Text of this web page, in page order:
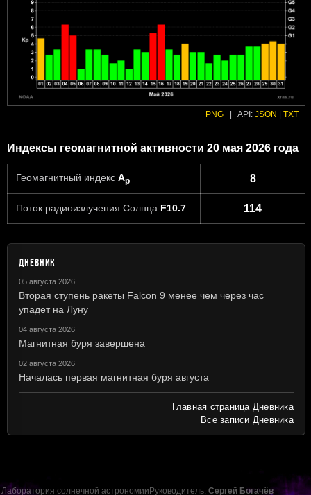
PNG API: JSON TXT
Индексы геомагнитной активности 20 мая 2026 года
Геомагнитный индекс Ap 8
Поток радиоизлучения Солнца F10.7 114
ДНЕВНИК
05 августа 2026
Вторая ступень ракеты Falcon 9 менее чем через час
упадет на Луну
04 августа 2026
Магнитная буря завершена
02 августа 2026
Началась первая магнитная буря августа
Главная страница Дневника
Все записи Дневника
Лаборатория солнечной астрономии Руководитель: Сергей Богачёв